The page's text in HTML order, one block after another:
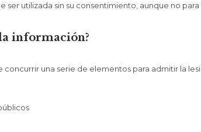
utilizada sin su consentimiento, aunque no
información?
concurrir una serie de elementos para admitir la